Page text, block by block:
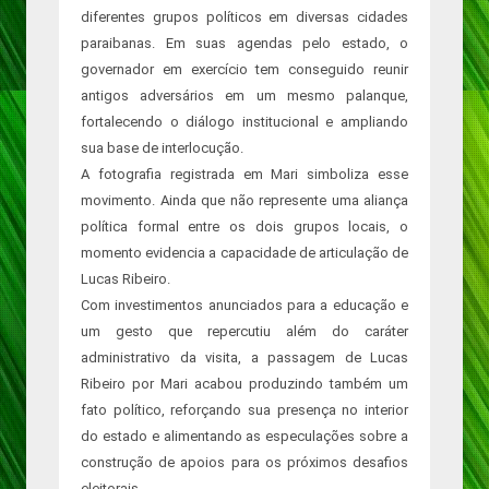
diferentes grupos políticos em diversas cidades
paraibanas. Em suas agendas pelo estado, o
governador em exercício tem conseguido reunir
antigos adversários em um mesmo palanque,
fortalecendo o diálogo institucional e ampliando
sua base de interlocução.
A fotografia registrada em Mari simboliza esse
movimento. Ainda que não represente uma aliança
política formal entre os dois grupos locais, o
momento evidencia a capacidade de articulação de
Lucas Ribeiro.
Com investimentos anunciados para a educação e
um gesto que repercutiu além do caráter
administrativo da visita, a passagem de Lucas
Ribeiro por Mari acabou produzindo também um
fato político, reforçando sua presença no interior
do estado e alimentando as especulações sobre a
construção de apoios para os próximos desafios